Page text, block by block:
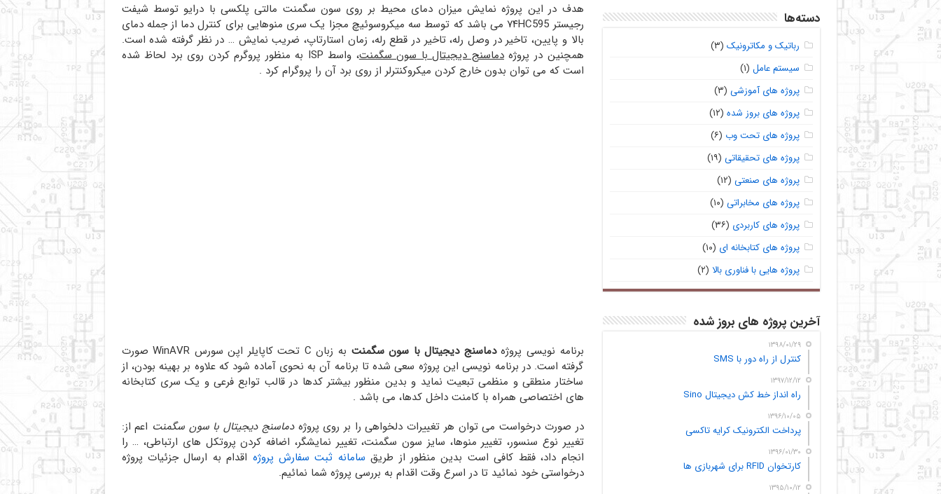
هدف در این پروژه نمایش میزان دمای محیط بر روی سون سگمنت مالتی پلکسی با درایو توسط شیفت
رجیستر ۷۴HC595 می باشد که توسط سه میکروسوئیچ مجزا یک سری منوهایی برای کنترل دما از جمله دمای
بالا و پایین، تاخیر در وصل رله، تاخیر در قطع رله، زمان استارتاپ، ضریب نمایش … در نظر گرفته شده است.
همچنین در پروژهدماسنج دیجیتال با سون سگمنت
، واسط ISP به منظور پروگرم کردن روی برد لحاظ شده
است که می توان بدون خارج کردن میکروکنترلر از روی برد آن را پروگرام کرد .
برنامه نویسی پروژهدماسنج دیجیتال با سون سگمنت
به زبان C تحت کاپایلر اپن سورس WinAVR صورت
گرفته است. در برنامه نویسی این پروژه سعی شده تا برنامه آن به نحوی آماده شود که علاوه بر بهینه بودن، از
ساختار منطقی و منظمی تبعیت نماید و بدین منظور بیشتر کدها در قالب توابع فرعی و یک سری کتابخانه
های اختصاصی همراه با کامنت داخل کدها، می باشد .
در صورت درخواست می توان هر تغییرات دلخواهی را بر روی پروژهدماسنج دیجیتال با سون سگمنت اعم از:
تغییر نوع سنسور، تغییر منوها، سایز سون سگمنت، تغییر نمایشگر، اضافه کردن پروتکل های ارتباطی، … را
انجام داد، فقط کافی است بدین منظور از طریق سامانه ثبت سفارش پروژه اقدام به ارسال جزئیات پروژه
درخواستی خود نمائید تا در اسرع وقت اقدام به بررسی پروژه شما نمائیم.
دسته‌ها
رباتیک و مکاترونیک (۳)
سیستم عامل (۱)
پروژه های آموزشی (۳)
پروژه های بروز شده (۱۲)
پروژه های تحت وب (۶)
پروژه های تحقیقاتی (۱۹)
پروژه های صنعتی (۱۲)
پروژه های مخابراتی (۱۰)
پروژه های کاربردی (۳۶)
پروژه های کتابخانه ای (۱۰)
پروژه هایی با فناوری بالا (۲)
آخرین پروژه های بروز شده
۱۳۹۸/۰۱/۲۹
کنترل از راه دور با SMS
۱۳۹۷/۱۲/۱۲
راه انداز خط کش دیجیتال Sino
۱۳۹۶/۱۰/۰۵
پرداخت الکترونیک کرایه تاکسی
۱۳۹۶/۰۱/۳۰
کارتخوان RFID برای شهربازی ها
۱۳۹۵/۱۰/۱۲